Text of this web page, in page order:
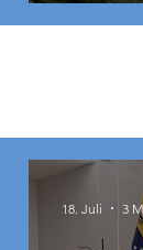
18. Juli 3